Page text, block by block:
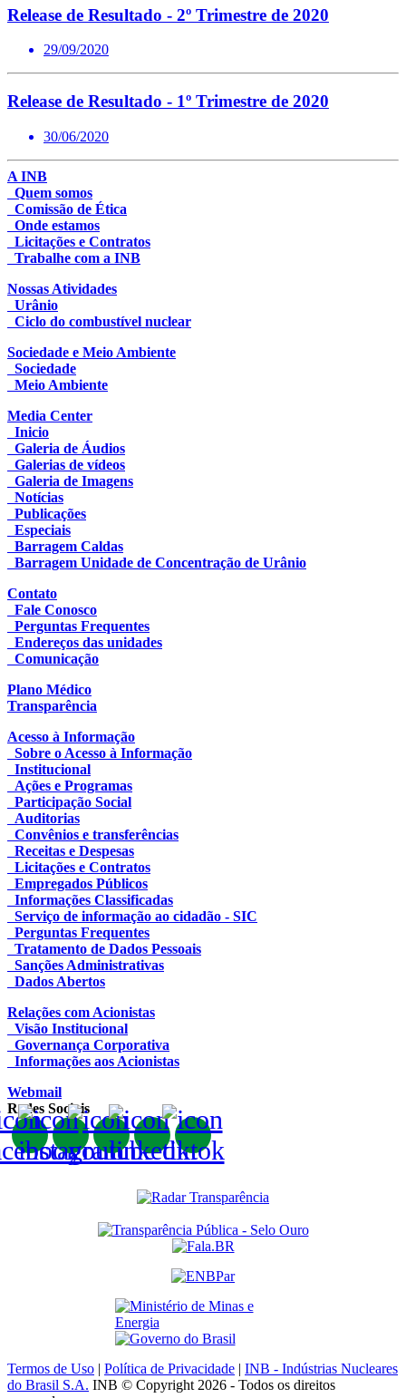
Release de Resultado - 2º Trimestre de 2020
29/09/2020
Release de Resultado - 1º Trimestre de 2020
30/06/2020
A INB
Quem somos
Comissão de Ética
Onde estamos
Licitações e Contratos
Trabalhe com a INB
Nossas Atividades
Urânio
Ciclo do combustível nuclear
Sociedade e Meio Ambiente
Sociedade
Meio Ambiente
Media Center
Inicio
Galeria de Áudios
Galerias de vídeos
Galeria de Imagens
Notícias
Publicações
Especiais
Barragem Caldas
Barragem Unidade de Concentração de Urânio
Contato
Fale Conosco
Perguntas Frequentes
Endereços das unidades
Comunicação
Plano Médico
Transparência
Acesso à Informação
Sobre o Acesso à Informação
Institucional
Ações e Programas
Participação Social
Auditorias
Convênios e transferências
Receitas e Despesas
Licitações e Contratos
Empregados Públicos
Informações Classificadas
Serviço de informação ao cidadão - SIC
Perguntas Frequentes
Tratamento de Dados Pessoais
Sanções Administrativas
Dados Abertos
Relações com Acionistas
Visão Institucional
Governança Corporativa
Informações aos Acionistas
Webmail
Redes Sociais
Termos de Uso | Política de Privacidade | INB - Indústrias Nucleares
do Brasil S.A. INB © Copyright 2026 - Todos os direitos